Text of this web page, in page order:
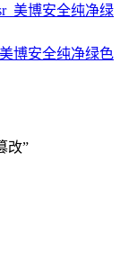
博安全纯净绿色
改”